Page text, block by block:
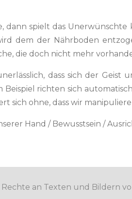
dann spielt das
dem der Nährbo­den
die doch nicht mehr
dass sich der
richt­en sich
sich ohne, dass wir
Hand / Bewusst­sein /
an Texten und Bildern